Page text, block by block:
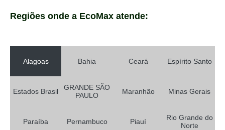
Regiões onde a EcoMax atende:
Alagoas Bahia Ceará Espírito Santo
Estados Brasil
GRANDE SÃO
PAULO
Maranhão Minas Gerais
Paraíba Pernambuco Piauí
Rio Grande do
Norte